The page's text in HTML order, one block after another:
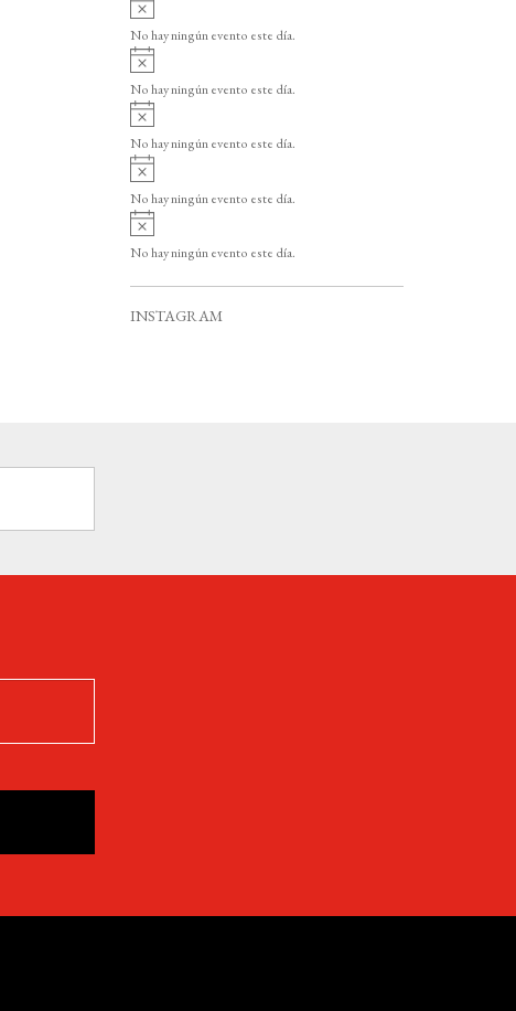
o
v
i
o
No hay ningún evento este día.
v
i
o
No hay ningún evento este día.
v
i
o
No hay ningún evento este día.
A
v
i
o
No hay ningún evento este día.
A
v
i
No hay ningún evento este día.
INSTAGRAM